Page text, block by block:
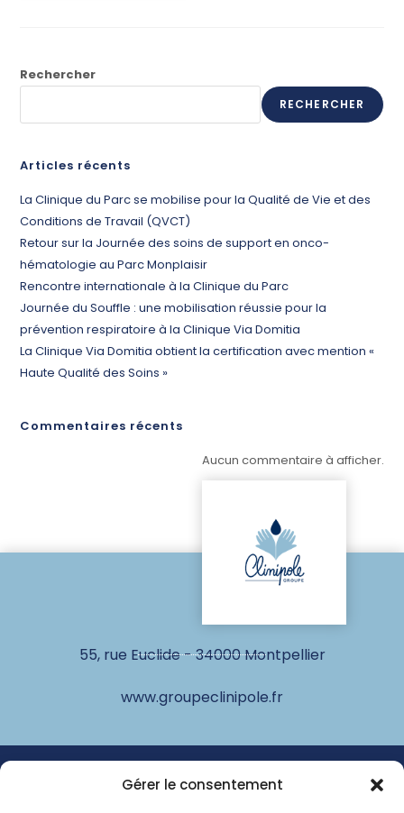
Gérer le consentement
Rechercher
RECHERCHER
Articles récents
La Clinique du Parc se mobilise pour la Qualité de Vie et des
Conditions de Travail (QVCT)
Retour sur la Journée des soins de support en onco-
hématologie au Parc Monplaisir
Rencontre internationale à la Clinique du Parc
Journée du Souffle : une mobilisation réussie pour la
prévention respiratoire à la Clinique Via Domitia
La Clinique Via Domitia obtient la certification avec mention «
Haute Qualité des Soins »
Commentaires récents
Aucun commentaire à afficher.
55, rue Euclide - 34000 Montpellier
www.groupeclinipole.fr
© Clinipole